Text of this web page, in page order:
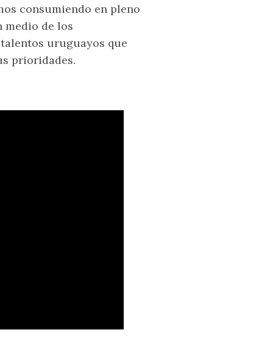
consumiendo en pleno
medio de los
uruguayos que
prioridades.